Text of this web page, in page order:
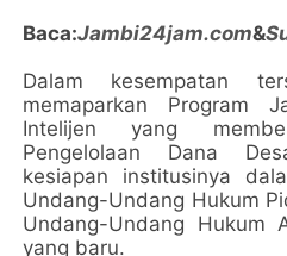
Baca:Jambi24jam.com&
Dalam kesempatan
memaparkan Program
Intelijen yang
Pengelolaan Dana
kesiapan institusinya
Undang-Undang Hukum
Undang-Undang Hukum
yang baru.